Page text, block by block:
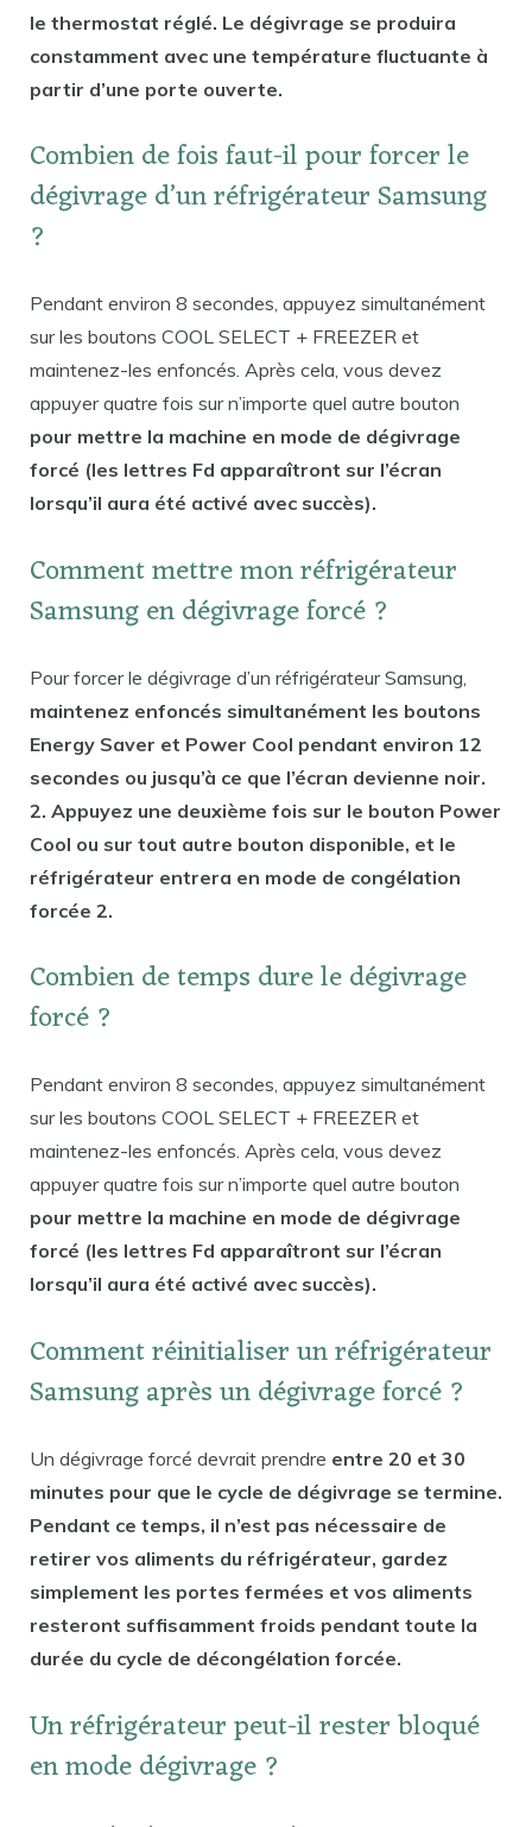
le thermostat réglé. Le dégivrage se produira
constamment avec une température fluctuante à
partir d’une porte ouverte.
Combien de fois faut-il pour forcer le
dégivrage d’un réfrigérateur Samsung
?
Pendant environ 8 secondes, appuyez simultanément
sur les boutons COOL SELECT + FREEZER et
maintenez-les enfoncés. Après cela, vous devez
appuyer quatre fois sur n’importe quel autre bouton
pour mettre la machine en mode de dégivrage
forcé (les lettres Fd apparaîtront sur l’écran
lorsqu’il aura été activé avec succès).
Comment mettre mon réfrigérateur
Samsung en dégivrage forcé ?
Pour forcer le dégivrage d’un réfrigérateur Samsung,
maintenez enfoncés simultanément les boutons
Energy Saver et Power Cool pendant environ 12
secondes ou jusqu’à ce que l’écran devienne noir.
2. Appuyez une deuxième fois sur le bouton Power
Cool ou sur tout autre bouton disponible, et le
réfrigérateur entrera en mode de congélation
forcée 2.
Combien de temps dure le dégivrage
forcé ?
Pendant environ 8 secondes, appuyez simultanément
sur les boutons COOL SELECT + FREEZER et
maintenez-les enfoncés. Après cela, vous devez
appuyer quatre fois sur n’importe quel autre bouton
pour mettre la machine en mode de dégivrage
forcé (les lettres Fd apparaîtront sur l’écran
lorsqu’il aura été activé avec succès).
Comment réinitialiser un réfrigérateur
Samsung après un dégivrage forcé ?
Un dégivrage forcé devrait prendre entre 20 et 30
minutes pour que le cycle de dégivrage se termine.
Pendant ce temps, il n’est pas nécessaire de
retirer vos aliments du réfrigérateur, gardez
simplement les portes fermées et vos aliments
resteront suffisamment froids pendant toute la
durée du cycle de décongélation forcée.
Un réfrigérateur peut-il rester bloqué
en mode dégivrage ?